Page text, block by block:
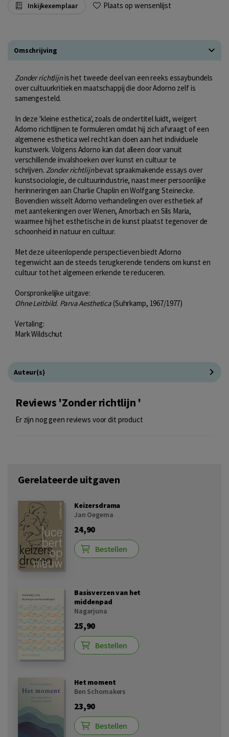
Inkijkexemplaar Plaats op wensenlijst
Omschrijving
Zonder richtlijnis het tweede deel van een reeks essaybundels
over cultuurkritiek en maatschappij die door Adorno zelf is
samengesteld.
In deze 'kleine esthetica', zoals de ondertitel luidt, weigert
Adorno richtlijnen te formuleren omdat hij zich afvraagt of een
algemene esthetica wel recht kan doen aan het individuele
kunstwerk. Volgens Adorno kan dat alleen door vanuit
verschillende invalshoeken over kunst en cultuur te
schrijven. Zonder richtlijnbevat spraakmakende essays over
kunstsociologie, de cultuurindustrie, naast meer persoonlijke
herinneringen aan Charlie Chaplin en Wolfgang Steinecke.
Bovendien wisselt Adorno verhandelingen over esthetiek af
met aantekeningen over Wenen, Amorbach en Sils Maria,
waarmee hij het esthetische in de kunst plaatst tegenover de
schoonheid in natuur en cultuur.
Met deze uiteenlopende perspectieven biedt Adorno
tegenwicht aan de steeds terugkerende tendens om kunst en
cultuur tot het algemeen erkende te reduceren.
Oorspronkelijke uitgave:
Ohne Leitbild. Parva Aesthetica(Suhrkamp, 1967/1977)
Vertaling:
Mark Wildschut
Auteur(s)
Reviews 'Zonder richtlijn '
Er zijn nog geen reviews voor dit product
Gerelateerde uitgaven
Keizersdrama
Jan Oegema
24,90
Bestellen
Basisverzen van het
middenpad
Nagarjuna
25,90
Bestellen
Het moment
Ben Schomakers
23,90
Bestellen